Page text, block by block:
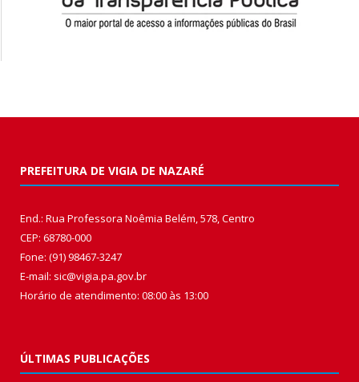
PREFEITURA DE VIGIA DE NAZARÉ
End.: Rua Professora Noêmia Belém, 578, Centro
CEP: 68780-000
Fone: (91) 98467-3247
E-mail: sic@vigia.pa.gov.br
Horário de atendimento: 08:00 às 13:00
ÚLTIMAS PUBLICAÇÕES